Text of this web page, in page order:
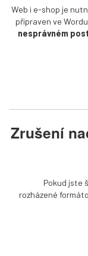
Web i e-shop je
připraven ve
nesprávném
Zrušení
Pokud jste
rozházené